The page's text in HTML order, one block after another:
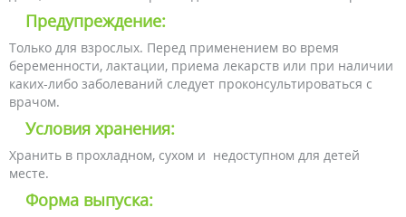
Предупреждение:
Только для взрослых. Перед применением во время
беременности, лактации, приема лекарств или при наличии
каких-либо заболеваний следует проконсультироваться с
врачом.
Условия хранения:
Хранить в прохладном, сухом и недоступном для детей
месте.
Форма выпуска: